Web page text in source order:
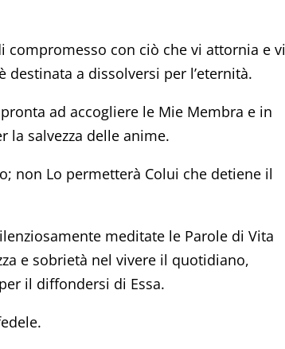
compromesso con ciò che vi attornia e vi
a dissolversi per l’eternità.
ad accogliere le Mie Membra e in
la salvezza delle anime.
non Lo permetterà Colui che detiene il
meditate le Parole di Vita
e sobrietà nel vivere il quotidiano,
il diffondersi di Essa.